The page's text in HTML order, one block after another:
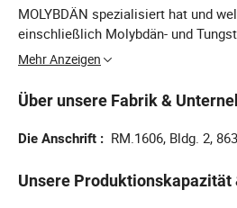
MOLYBDÄN spezialisiert hat und
einschließlich Molybdän- und
Unser Ziel ist es, Ihnen qualitativ
Dienstleistungen pünktlich und zu
und die Verpackung sorgt dafür,
und rechtzeitig bereitstellen. Wir
Mehr Anzeigen
Über unsere Fabrik &
Die Anschrift RM.1606, Bldg. 2,
Unsere Produktionskapazität